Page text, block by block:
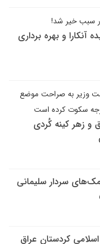
سبب خیر شد!
آنکارا و بهره برداری
وزیر به صراحت موضع
سکوت کرده است
و زهر کینه کُردی
سردار سلیمانی
کردستان عراق